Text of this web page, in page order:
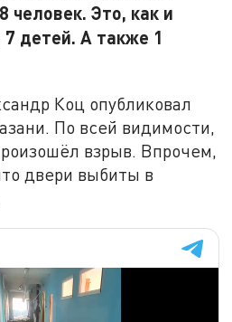
человек. Это, как и
детей. А также 1
Коц опубликовал
По всей видимости,
взрыв. Впрочем,
двери выбиты в